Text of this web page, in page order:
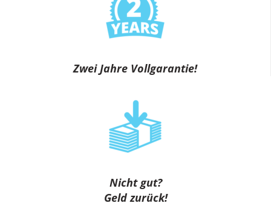
Zwei Jahre Vollgarantie!
Nicht gut?
Geld zurück!